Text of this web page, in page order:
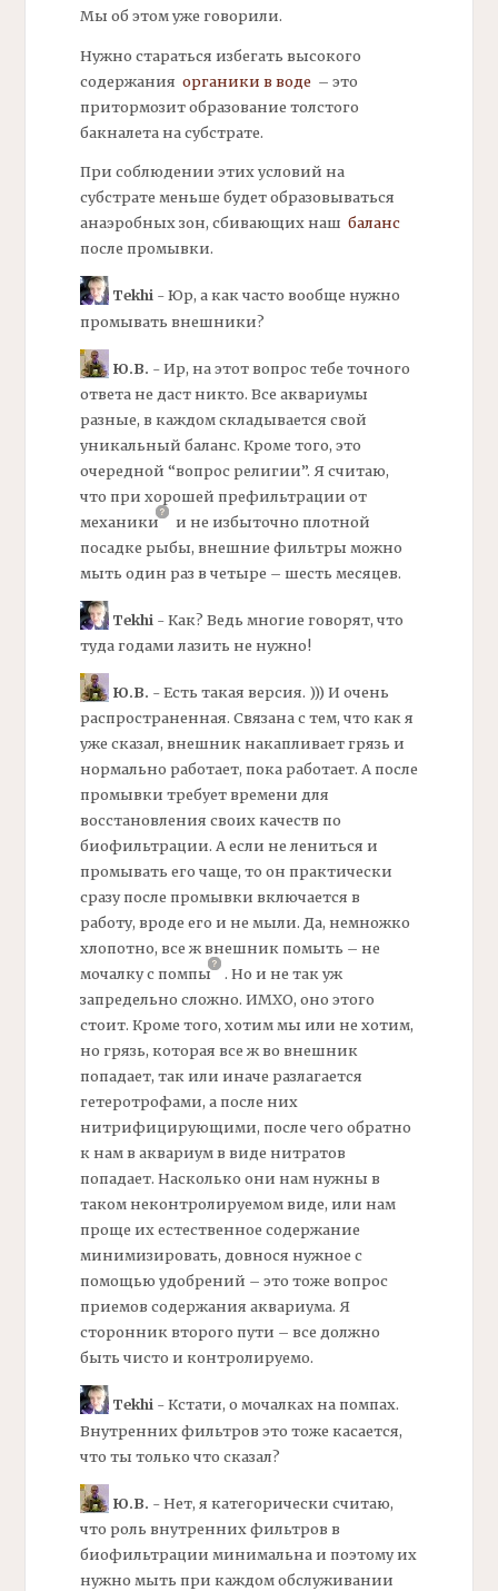
Мы об этом уже говорили.
Нужно стараться избегать высокого
содержания органики в воде– это
притормозит образование толстого
бакналета на субстрате.
При соблюдении этих условий на
субстрате меньше будет образовываться
анаэробных зон, сбивающих наш баланс
после промывки.
Tekhi- Юр, а как часто вообще нужно
промывать внешники?
Ю.В. - Ир, на этот вопрос тебе точного
ответа не даст никто. Все аквариумы
разные, в каждом складывается свой
уникальный баланс. Кроме того, это
очередной “вопрос религии”. Я считаю,
что при хорошей префильтрации от
механики
и не избыточно плотной
посадке рыбы, внешние фильтры можно
мыть один раз в четыре – шесть месяцев.
Tekhi- Как? Ведь многие говорят, что
туда годами лазить не нужно!
Ю.В. - Есть такая версия. ))) И очень
распространенная. Связана с тем, что как я
уже сказал, внешникнакапливает грязь и
нормально работает, пока работает. А после
промывки требует времени для
восстановления своих качеств по
биофильтрации. А если не лениться и
промывать его чаще, то он практически
сразу после промывки включается в
работу, вроде его и не мыли. Да, немножко
хлопотно, все ж внешник помыть – не
мочалку спомпы . Но и не так уж
запредельно сложно. ИМХО, оно этого
стоит. Кроме того, хотим мы или не хотим,
но грязь, которая все ж во внешник
попадает, так или иначе разлагается
гетеротрофами, а после них
нитрифицирующими, после чего обратно
к нам в аквариум в виде нитратов
попадает. Насколько они нам нужны в
таком неконтролируемом виде, или нам
проще их естественное содержание
минимизировать, довнося нужное с
помощью удобрений – это тоже вопрос
приемов содержания аквариума. Я
сторонник второго пути – все должно
быть чисто и контролируемо.
Tekhi- Кстати, о мочалках на помпах.
Внутреннихфильтров это тоже касается,
что ты только что сказал?
Ю.В. - Нет, я категорически считаю,
что роль внутреннихфильтров в
биофильтрации минимальна и поэтому их
нужно мыть при каждом обслуживании